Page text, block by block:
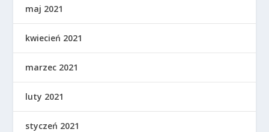
maj 2021
kwiecień 2021
marzec 2021
luty 2021
styczeń 2021